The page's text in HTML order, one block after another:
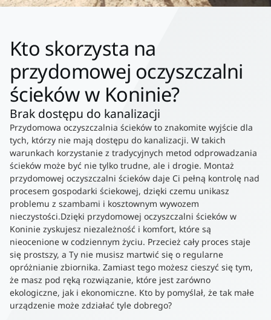
Kto skorzysta na
przydomowej oczyszczalni
ścieków w Koninie?
Brak dostępu do kanalizacji
Przydomowa oczyszczalnia ścieków to znakomite wyjście dla
tych, którzy nie mają dostępu do kanalizacji. W takich
warunkach korzystanie z tradycyjnych metod odprowadzania
ścieków może być nie tylko trudne, ale i drogie. Montaż
przydomowej oczyszczalni ścieków daje Ci pełną kontrolę nad
procesem gospodarki ściekowej, dzięki czemu unikasz
problemu z szambami i kosztownym wywozem
nieczystości.Dzięki przydomowej oczyszczalni ścieków w
Koninie zyskujesz niezależność i komfort, które są
nieocenione w codziennym życiu. Przecież cały proces staje
się prostszy, a Ty nie musisz martwić się o regularne
opróżnianie zbiornika. Zamiast tego możesz cieszyć się tym,
że masz pod ręką rozwiązanie, które jest zarówno
ekologiczne, jak i ekonomiczne. Kto by pomyślał, że tak małe
urządzenie może zdziałać tyle dobrego?